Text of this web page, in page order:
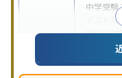
中学受験
テスト対策
(旧AO)対
私
対策そ